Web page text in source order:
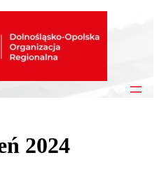
2024